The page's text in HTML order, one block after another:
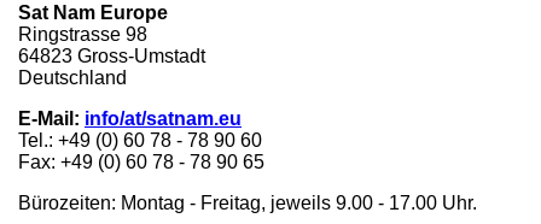
Sat Nam Europe
Ringstrasse 98
64823 Gross-Umstadt
Deutschland
E-Mail: info/at/satnam.eu
Tel.: +49 (0) 60 78 - 78 90 60
Fax: +49 (0) 60 78 - 78 90 65
Bürozeiten: Montag - Freitag, jeweils 9.00 - 17.00 Uhr.